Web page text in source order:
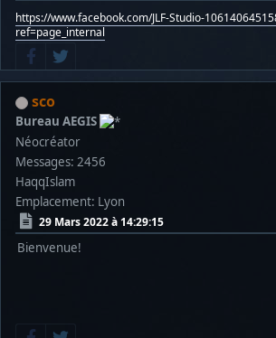
https://www.facebook.com/JLF-Studio-
ref=page_internal
sco
Bureau AEGIS
Néocréator
Messages: 2456
HaqqIslam
Emplacement: Lyon
29 Mars 2022 à 14:29:15
Bienvenue!